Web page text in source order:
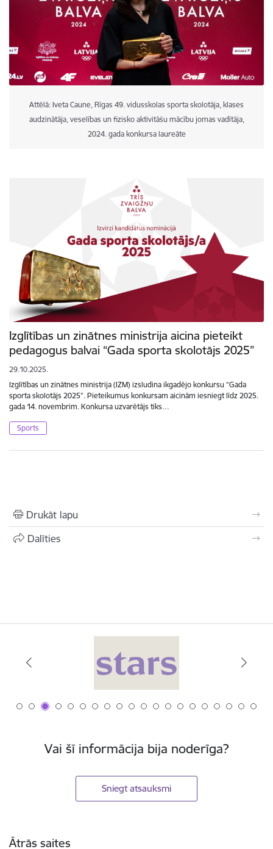
Attēlā: Iveta Caune, Rīgas 49. vidusskolas sporta skolotāja, klases
audzinātāja, veselības un fizisko aktivitāšu mācību jomas vadītāja,
2024. gada konkursa laureāte
Izglītības un zinātnes ministrija aicina pieteikt
pedagogus balvai “Gada sporta skolotājs 2025”
29.10.2025.
Izglītības un zinātnes ministrija (IZM) izsludina ikgadējo konkursu “Gada
sporta skolotājs 2025”. Pieteikumus konkursam aicinām iesniegt līdz 2025.
gada 14. novembrim. Konkursa uzvarētājs tiks…
Sports
Drukāt lapu
Dalīties
Vai šī informācija bija noderīga?
Sniegt atsauksmi
Ātrās saites